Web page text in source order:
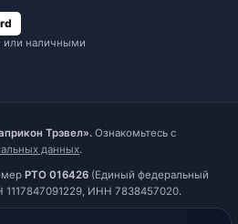
или наличными
Трэвел». Ознакомьтесь с
данных.
РТО 016426 (Единый федеральный
1117847091229, ИНН 7838457020.